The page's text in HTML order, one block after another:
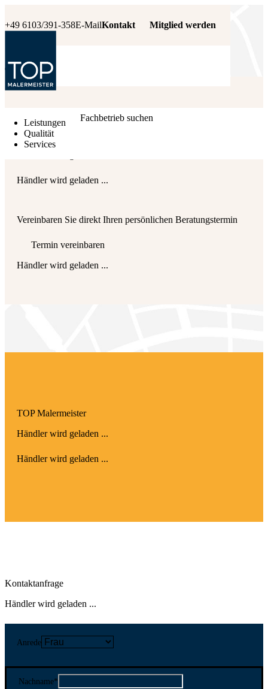
+49 6103/391-358E-MailKontakt Mitglied werden
Leistungen
Qualität
Services
Fachbetrieb suchen
Händler wird geladen ...
Händler wird geladen ...
Vereinbaren Sie direkt Ihren persönlichen Beratungstermin
Termin vereinbaren
Händler wird geladen ...
TOP Maler­meister
Händler wird geladen ...
Händler wird geladen ...
Kontaktanfrage
Händler wird geladen ...
Anrede
Nachname*